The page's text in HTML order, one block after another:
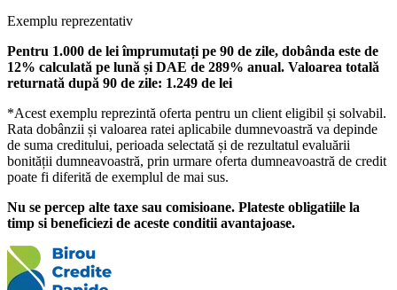
Exemplu reprezentativ
Pentru 1.000 de lei împrumutați pe 90 de zile, dobânda este de
12% calculată pe lună și DAE de 289% anual. Valoarea totală
returnată după 90 de zile: 1.249 de lei
*Acest exemplu reprezintă oferta pentru un client eligibil și solvabil.
Rata dobânzii și valoarea ratei aplicabile dumnevoastră va depinde
de suma creditului, perioada selectată și de rezultatul evaluării
bonității dumneavoastră, prin urmare oferta dumneavoastră de credit
poate fi diferită de exemplul de mai sus.
Nu se percep alte taxe sau comisioane. Plateste obligatiile la
timp si beneficiezi de aceste conditii avantajoase.